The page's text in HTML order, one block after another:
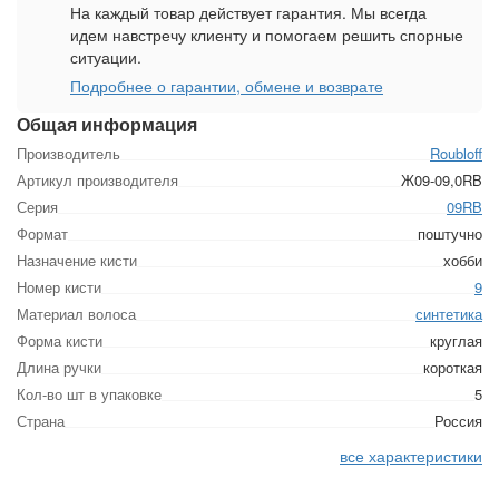
Общая информация
Производитель
Roubloff
Артикул производителя
Ж09-09,0RB
Серия
09RB
Формат
поштучно
Назначение кисти
хобби
Номер кисти
9
Материал волоса
синтетика
Форма кисти
круглая
Длина ручки
короткая
Кол-во шт в упаковке
5
Страна
Россия
все характеристики
На каждый товар действует гарантия. Мы всегда
идем навстречу клиенту и помогаем решить спорные
ситуации.
Подробнее о гарантии, обмене и возврате